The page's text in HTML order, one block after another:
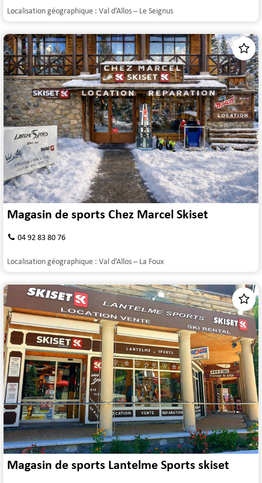
Localisation géographique : Val d’Allos – Le Seignus
Magasin de sports Chez Marcel Skiset
04 92 83 80 76
Localisation géographique : Val d’Allos – La Foux
Magasin de sports Lantelme Sports skiset